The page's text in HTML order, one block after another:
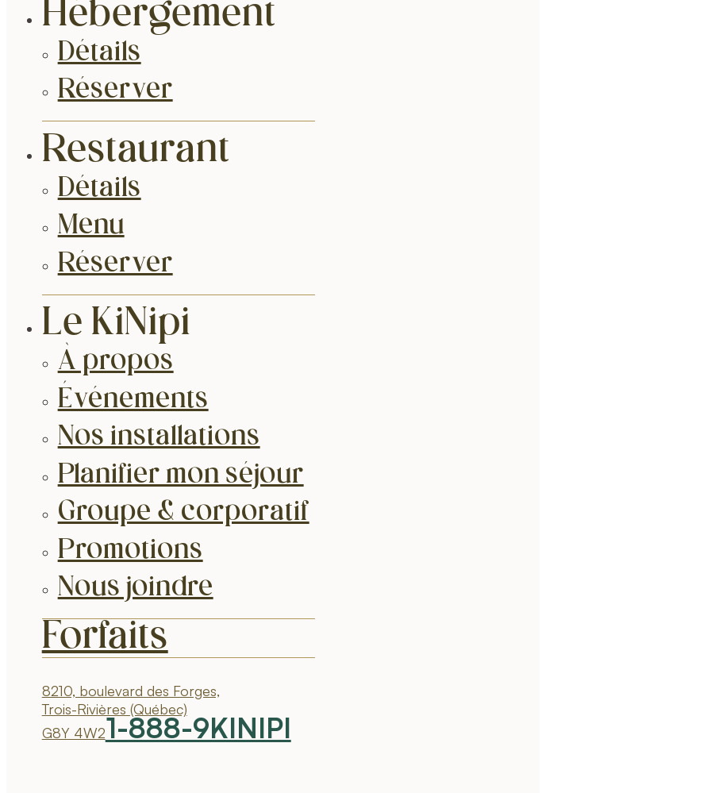
Hébergement
Détails
Réserver
Restaurant
Détails
Menu
Réserver
Le KiNipi
À propos
Événements
Nos installations
Planifier mon séjour
Groupe & corporatif
Promotions
Nous joindre
Forfaits
8210, boulevard des Forges,
Trois-Rivières (Québec)
G8Y 4W21-888-9KINIPI